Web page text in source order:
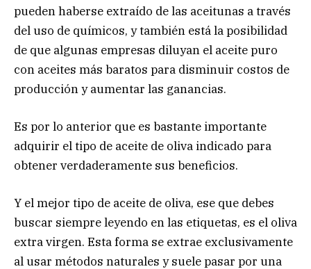
pueden haberse extraído de las aceitunas a través
del uso de químicos, y también está la posibilidad
de que algunas empresas diluyan el aceite puro
con aceites más baratos para disminuir costos de
producción y aumentar las ganancias.
Es por lo anterior que es bastante importante
adquirir el tipo de aceite de oliva indicado para
obtener verdaderamente sus beneficios.
Y el mejor tipo de aceite de oliva, ese que debes
buscar siempre leyendo en las etiquetas, es el oliva
extra virgen. Esta forma se extrae exclusivamente
al usar métodos naturales y suele pasar por una